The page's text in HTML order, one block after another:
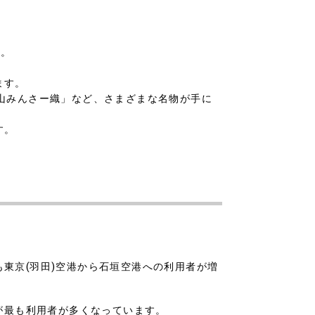
。
んさー織」など、さまざまな名物が手に
京(羽田)空港から石垣空港への利用者が増
も利用者が多くなっています。